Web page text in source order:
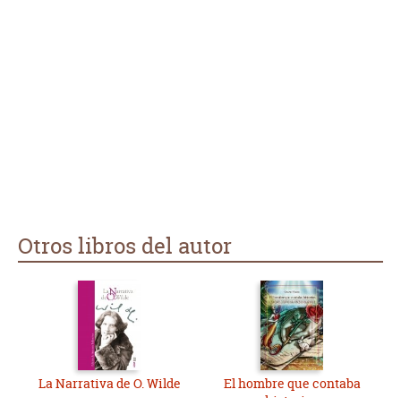
Otros libros del autor
La Narrativa de O. Wilde
El hombre que contaba